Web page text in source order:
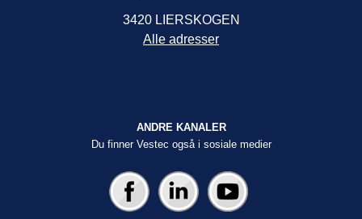
3420 LIERSKOGEN
Alle adresser
ANDRE KANALER
Du finner Vestec også i sosiale medier